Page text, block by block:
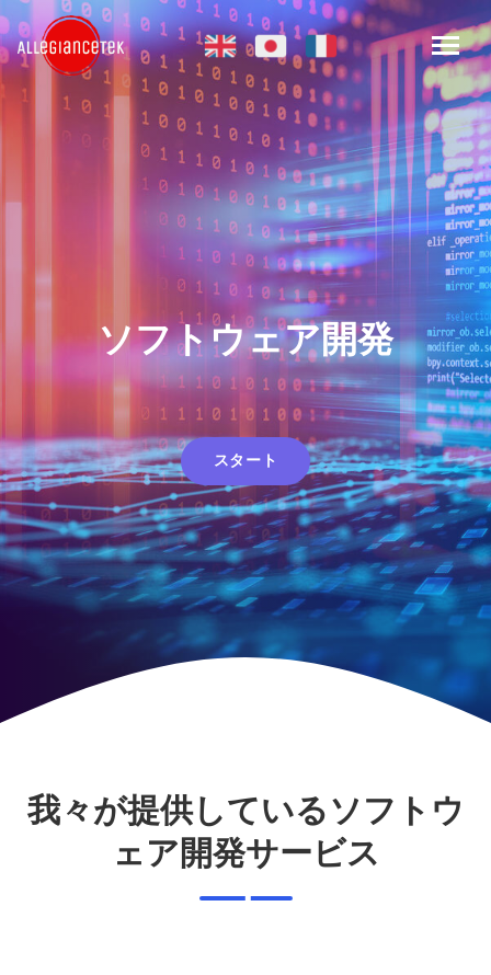
ソフトウェア開発
スタート
我々が提供しているソフトウ
ェア開発サービス